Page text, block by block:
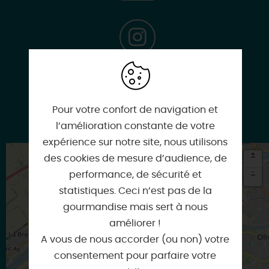
×
Itinéraire vers
+
-
Pour votre confort de navigation et
l’amélioration constante de votre
expérience sur notre site, nous utilisons
des cookies de mesure d’audience, de
performance, de sécurité et
statistiques. Ceci n’est pas de la
gourmandise mais sert à nous
améliorer !
A vous de nous accorder (ou non) votre
consentement pour parfaire votre